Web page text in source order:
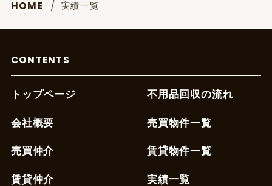
HOME 実績一覧
CONTENTS
トップページ
会社概要
売買仲介
賃貸仲介
不用品回収の流れ
売買物件一覧
賃貸物件一覧
実績一覧